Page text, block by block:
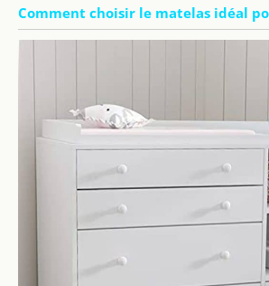
Comment choisir le matelas idéal